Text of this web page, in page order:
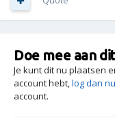
Doe mee aan
Je kunt dit nu plaatsen
account hebt,log dan
account.